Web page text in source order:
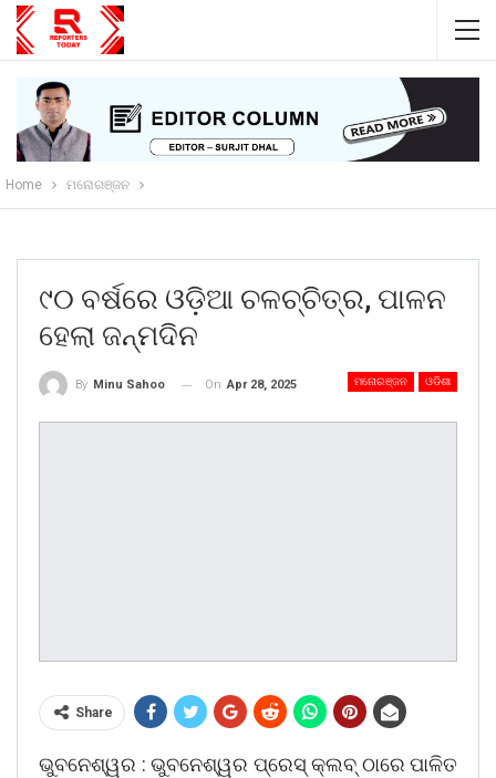
Home ମନୋରଞ୍ଜନ
୯୦ ବର୍ଷରେ ଓଡ଼ିଆ ଚଳଚ୍ଚିତ୍ର, ପାଳନ
ହେଲା ଜନ୍ମଦିନ
ମନୋରଞ୍ଜନ ଓଡିଶା
By Minu Sahoo On Apr 28, 2025
Share
ଭୁବନେଶ୍ୱର : ଭୁବନେଶ୍ୱର ପ୍ରେସ୍ କ୍ଲବ୍ ଠାରେ ପାଳିତ